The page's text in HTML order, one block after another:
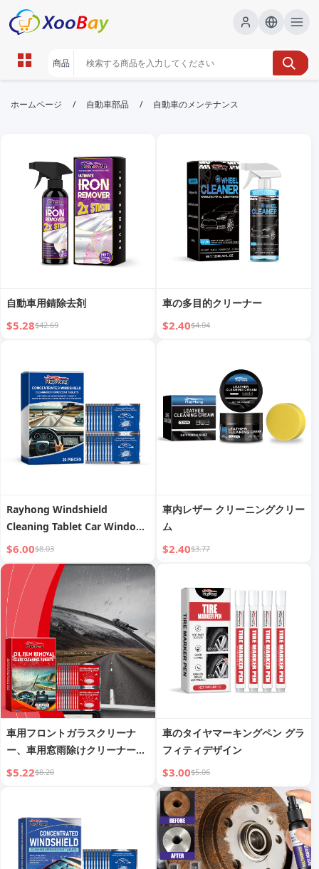
自動車のメンテナンス | XOOBAY
ナンス, XOOBAY
自動車の点検・整備の基本を解説。費用を抑えつつ車の性能を維持する
実践的なメンテナンス術を紹介します。
ホームページ / 自動車部品 / 自動車のメンテナンス
自動車用錆除去剤
$5.28$42.69
車の多目的クリーナー
$2.40$4.04
Rayhong Windshield
Cleaning Tablet Car Window
Glass Stains Water Stain
Waterproof Cleaning
Effervescent Tablet
$6.00$8.03
車内レザー クリーニングクリー
ム
$2.40$3.77
車用フロントガラスクリーナ
ー、車用窓雨除けクリーナーシ
ート
$5.22$8.20
車のタイヤマーキングペン グラ
フィティデザイン
$3.00$5.06